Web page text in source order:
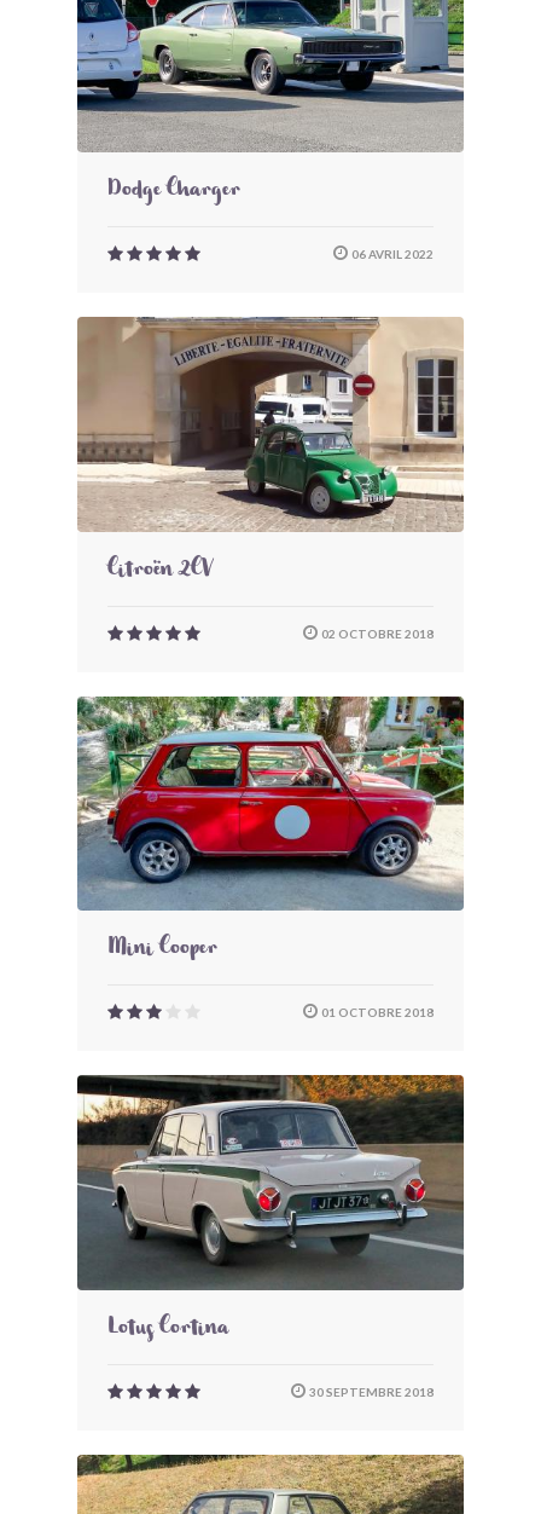
Dodge Charger
06 AVRIL 2022
Citroën 2CV
02 OCTOBRE 2018
Mini Cooper
01 OCTOBRE 2018
Lotus Cortina
30 SEPTEMBRE 2018